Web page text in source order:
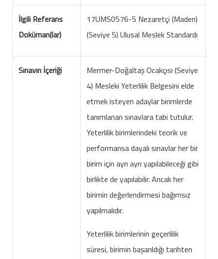
İlgili Referans
Doküman(lar)
17UMS0576-5 Nezaretçi (Maden)
(Seviye 5) Ulusal Meslek Standardı
Sınavın İçeriği
Mermer-Doğaltaş Ocakçısı (Seviye
4) Mesleki Yeterlilik Belgesini elde
etmek isteyen adaylar birimlerde
tanımlanan sınavlara tabi tutulur.
Yeterlilik birimlerindeki teorik ve
performansa dayalı sınavlar her bir
birim için ayrı ayrı yapılabileceği gibi
birlikte de yapılabilir. Ancak her
birimin değerlendirmesi bağımsız
yapılmalıdır.
Yeterlilik birimlerinin geçerlilik
süresi, birimin başarıldığı tarihten